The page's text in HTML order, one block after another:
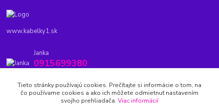
www.kabelky1.sk
Janka
0915699380
kabelky1.sk@gmail.com
Tieto stránky používajú cookies. Prečítajte si informácie o tom, na
čo používame cookies a ako ich môžete odmietnuť nastavením
svojho prehliadača. Viac informácií